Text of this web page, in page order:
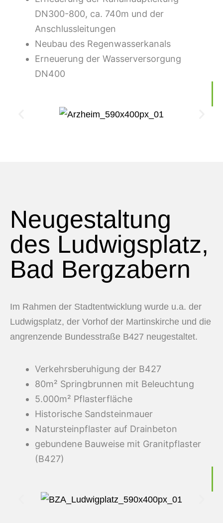
DN300-800, ca. 740m und der
Anschlussleitungen
Neubau des Regenwasserkanals
Erneuerung der Wasserversorgung
DN400
Neugestaltung
des Ludwigsplatz,
Bad Bergzabern
Im Rahmen der Stadtentwicklung wurde u.a. der
Ludwigsplatz, der Vorhof der Martinskirche und die
angrenzende Bundesstraße B427 neugestaltet.
Verkehrsberuhigung der B427
80m² Springbrunnen mit Beleuchtung
5.000m² Pflasterfläche
Historische Sandsteinmauer
Natursteinpflaster auf Drainbeton
gebundene Bauweise mit Granitpflaster
(B427)